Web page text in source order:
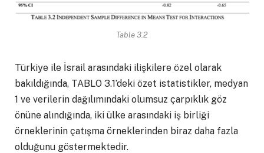
Table 3.2
Türkiye ile İsrail arasındaki ilişkilere özel olarak
bakıldığında, TABLO 3.1’deki özet istatistikler, medyan
1 ve verilerin dağılımındaki olumsuz çarpıklık göz
önüne alındığında, iki ülke arasındaki iş birliği
örneklerinin çatışma örneklerinden biraz daha fazla
olduğunu göstermektedir.